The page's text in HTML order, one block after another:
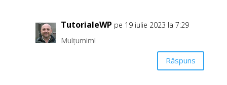
TutorialeWP pe 19 iulie 2023 la 7:29
Mulțumim!
Răspuns